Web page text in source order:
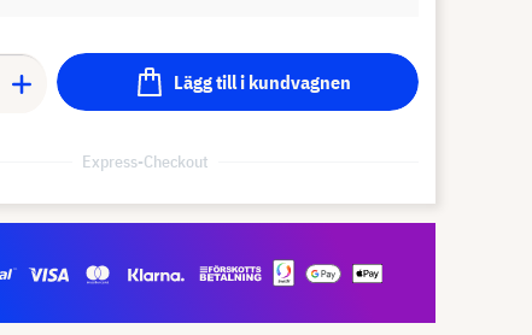
Lägg till i kundvagnen
Express-Checkout